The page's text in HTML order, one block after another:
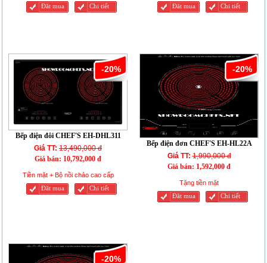
Đăt mua Chi tiết Đăt mua Chi tiết
-20%
Bếp điện đôi CHEF'S EH-DHL311
Giá TT: 13,490,000 đ
Giá bán: 10,792,000 đ
Tiền mặt + Bộ nồi chảo cao cấp
Đăt mua Chi tiết
-20%
Bếp điện đơn CHEF'S EH-HL22A
Giá TT: 1,990,000 đ
Giá bán: 1,592,000 đ
Tặng tiền mặt
Đăt mua Chi tiết
-20%